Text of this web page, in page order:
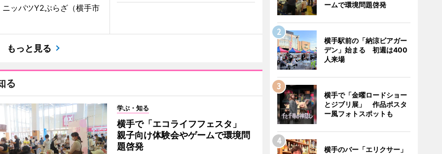
ッパツY2ぷらざ（横手市
もっと見る
る
学ぶ・知る
横手で「エコライフフェスタ」
親子向け体験会やゲームで環境問
題啓発
ームで環境問題啓発
横手駅前の「納涼ビアガー
デン」始まる 初週は400
人来場
横手で「金曜ロードショー
とジブリ展」 作品ポスタ
ー風フォトスポットも
横手のバー「エリクサー」